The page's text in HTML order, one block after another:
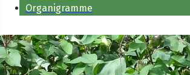
Organigramme